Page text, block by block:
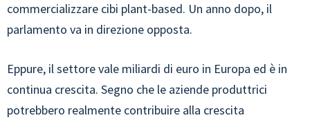
commercializzare cibi plant-based. Un anno dopo, il
parlamento va in direzione opposta.
Eppure, il settore vale miliardi di euro in Europa ed è in
continua crescita. Segno che le aziende produttrici
potrebbero realmente contribuire alla crescita